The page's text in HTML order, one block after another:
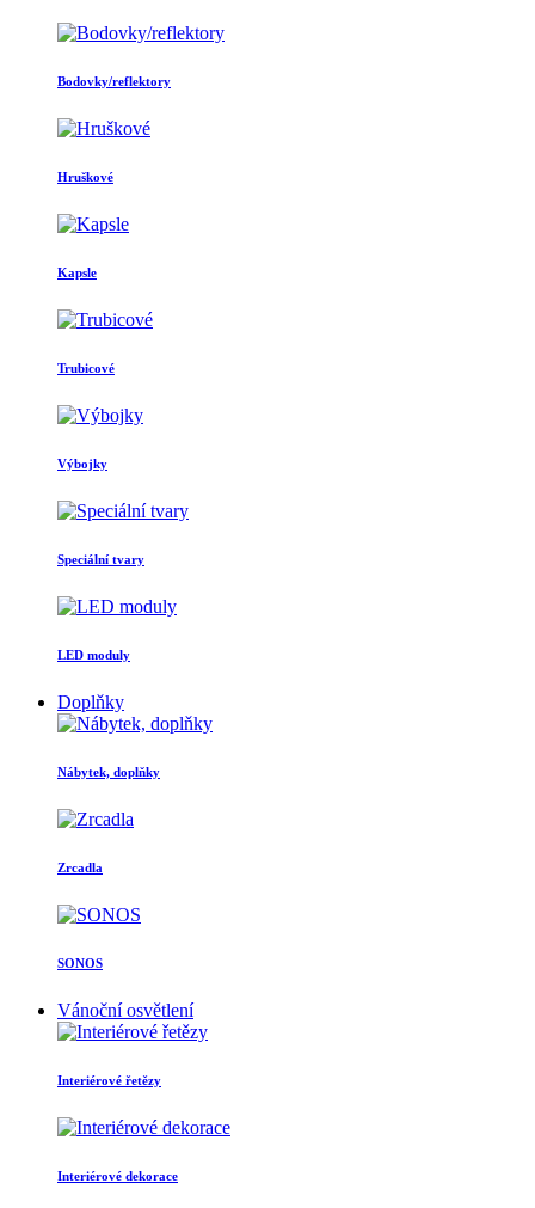
Bodovky/reflektory
Hruškové
Kapsle
Trubicové
Výbojky
Speciální tvary
LED moduly
Doplňky
Nábytek, doplňky
Zrcadla
SONOS
Vánoční osvětlení
Interiérové řetězy
Interiérové dekorace